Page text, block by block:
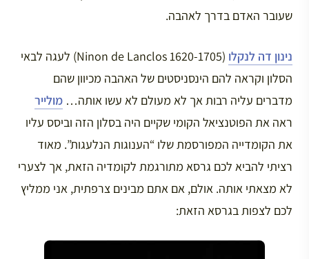
שעובר האדם בדרך לאהבה.
נינון דה לנקלו
(Ninon de Lanclos 1620-1705) לעגה לבאי
הסלון וקראה להם הינסניסטים של האהבה מכיוון שהם
מדברים עליה רבות אך לא מעולם לא עשו אותה… מולייר
ראה את הפוטנציאל הקומי שקיים היה בסלון הזה וביסס עליו
את הקומדייה המפורסמת שלו “הענוגות הנלעגות”. מאוד
רציתי להביא לכם גרסא מתורגמת לקומדיה הזאת, אך לצערי
לא מצאתי אותה. אולם, אם אתם מבינים צרפתית, אני ממליץ
לכם לצפות בגרסא הזאת: